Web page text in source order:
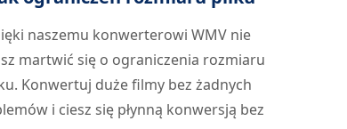
naszemu konwerterowi WMV nie
martwić się o ograniczenia rozmiaru
Konwertuj duże filmy bez żadnych
i ciesz się płynną konwersją bez